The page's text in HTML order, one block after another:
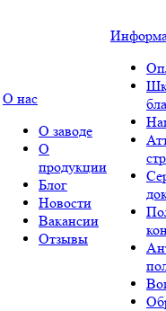
О нас
О заводе
О
продукции
Блог
Новости
Вакансии
Отзывы